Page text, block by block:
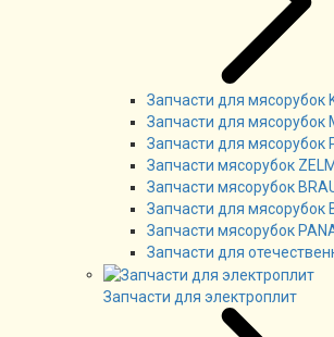
Запчасти для мясорубок
Запчасти для мясорубок
Запчасти для мясорубок
Запчасти мясорубок
Запчасти мясорубок
Запчасти для мясорубок
Запчасти мясорубок
Запчасти для
Запчасти для электроплит